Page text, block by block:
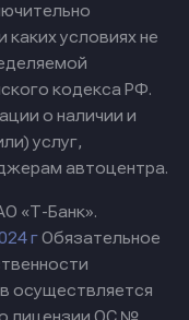
условиях не
кодекса РФ.
о наличии и
услуг,
автоцентра.
«Т-Банк».
гОбязательное
осуществляется